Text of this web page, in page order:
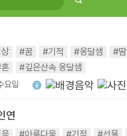
#친구 #링컨학교
#꿈 #기적 #옹달샘 #땀
#깊은산속 옹달샘
요일
연